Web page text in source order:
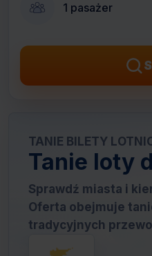
TANIE BILETY
Tanie loty
Sprawdź miasta i
Oferta obejmuje
tradycyjnych
1 pasażer